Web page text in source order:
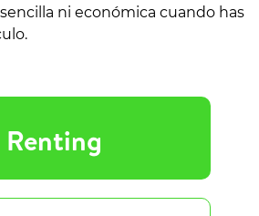
ni económica cuando has
Renting